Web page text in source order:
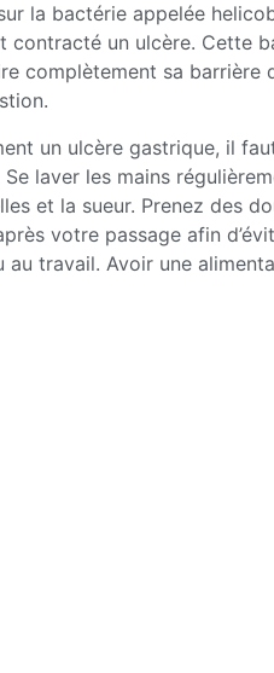
la bactérie appelée
contracté un ulcère. Cette
complètement sa
un ulcère gastrique, il
laver les mains
et la sueur. Prenez des
votre passage afin
au travail. Avoir une